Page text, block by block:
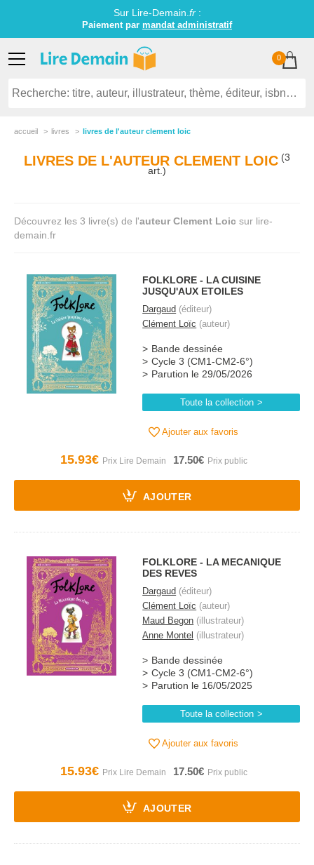
Sur Lire-Demain. fr:
Paiement par mandat administratif
0
accueil livres livres de l'auteur clement loic
LIVRES DE L'AUTEUR CLEMENT LOIC (3
art.)
Découvrez les 3 livre(s) de l'auteur Clement Loic sur lire-
demain.fr
FOLKLORE - LA CUISINE
JUSQU'AUX ETOILES
Dargaud (éditeur)
Clément Loïc (auteur)
Bande dessinée
Cycle 3 (CM1-CM2-6°)
Parution le 29/05/2026
Toute la collection
Ajouter aux favoris
15.93€ 17.50€
AJOUTER
FOLKLORE - LA MECANIQUE
DES REVES
Dargaud (éditeur)
Clément Loïc (auteur)
Maud Begon (illustrateur)
Anne Montel (illustrateur)
Bande dessinée
Cycle 3 (CM1-CM2-6°)
Parution le 16/05/2025
Toute la collection
Ajouter aux favoris
15.93€ 17.50€
AJOUTER